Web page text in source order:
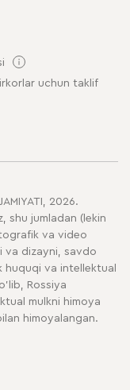
uchun taklif
2026.
shu jumladan (lekin
va video
va dizayni, savdo
huquqi va intellektual
Rossiya
mulkni himoya
himoyalangan.